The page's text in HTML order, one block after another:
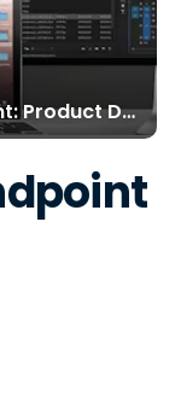
Splashtop Endpoint Management: Product Demo